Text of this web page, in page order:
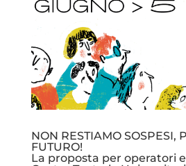
NON RESTIAMO SOSPESI,
FUTURO!
La proposta per operatori